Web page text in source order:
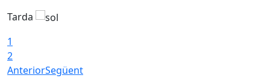
Tarda
1
2
AnteriorSegüent